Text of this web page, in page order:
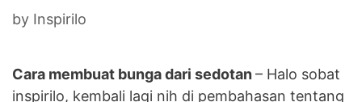
by Inspirilo
Cara membuat bunga dari sedotan– Halo sobat
inspirilo, kembali lagi nih di pembahasan tentang